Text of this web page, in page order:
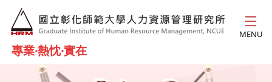
跳到主要內容
專業‧熱忱‧實在
MENU